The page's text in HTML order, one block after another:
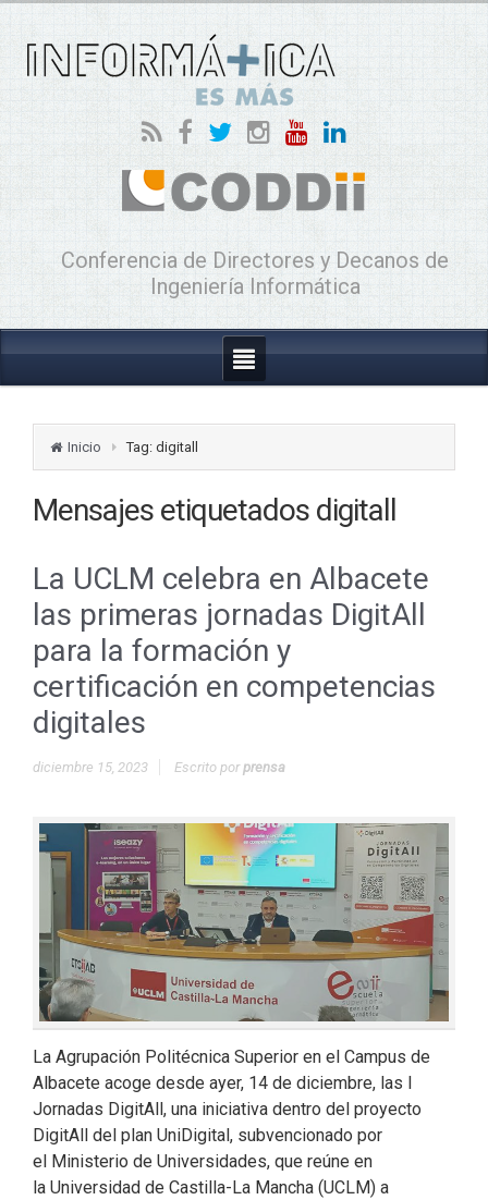
Conferencia de Directores y Decanos de
Ingeniería Informática
Inicio Tag: digitall
Mensajes etiquetados digitall
La UCLM celebra en Albacete
las primeras jornadas DigitAll
para la formación y
certificación en competencias
digitales
diciembre 15, 2023 Escrito porprensa
La Agrupación Politécnica Superior en el Campus de
Albacete acoge desde ayer, 14 de diciembre, las I
Jornadas DigitAll, una iniciativa dentro del proyecto
DigitAll del plan UniDigital, subvencionado por
el Ministerio de Universidades, que reúne en
la Universidad de Castilla-La Mancha (UCLM) a